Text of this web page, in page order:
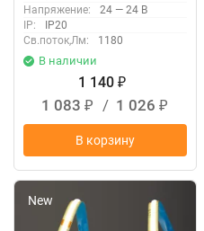
Напряжение:
24 — 24 В
IP:
IP20
Св.поток,Лм:
1180
В наличии
1 140 ₽
1 083 ₽ / 1 026 ₽
В корзину
New